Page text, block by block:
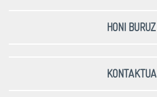
HONI BURUZ
KONTAKTUA